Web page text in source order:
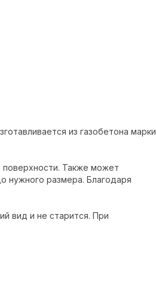
из газобетона марки
поверхности. Также может
нужного размера. Благодаря
вид и не старится. При